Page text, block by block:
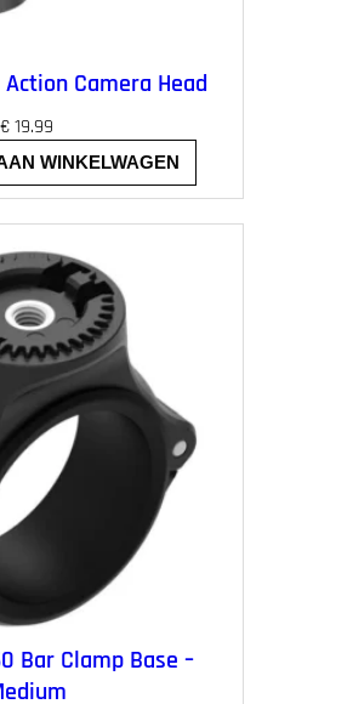
Action Camera Head
€19.99
WINKELWAGEN
Bar Clamp Base –